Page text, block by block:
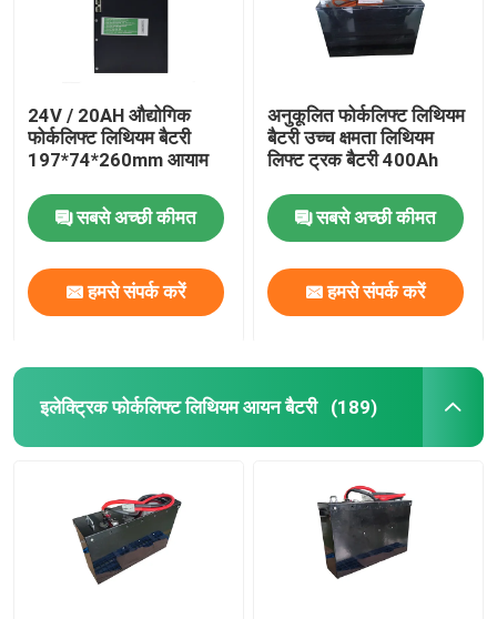
24V / 20AH औद्योगिक
फोर्कलिफ्ट लिथियम बैटरी
197*74*260mm आयाम
सबसे अच्छी कीमत
हमसे संपर्क करें
अनुकूलित फोर्कलिफ्ट लिथियम
बैटरी उच्च क्षमता लिथियम
लिफ्ट ट्रक बैटरी 400Ah
सबसे अच्छी कीमत
हमसे संपर्क करें
इलेक्ट्रिक फोर्कलिफ्ट लिथियम आयन बैटरी (189)